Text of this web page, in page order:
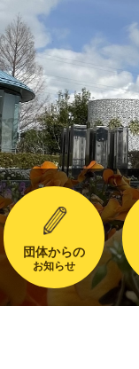
団体からの
お知らせ